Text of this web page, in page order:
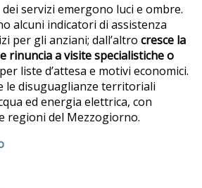
servizi emergono luci e ombre.
alcuni indicatori di assistenza
per gli anziani; dall’altro cresce la
rinuncia a visite specialistiche o
liste d’attesa e motivi economici.
le disuguaglianze territoriali
ed energia elettrica, con
regioni del Mezzogiorno.